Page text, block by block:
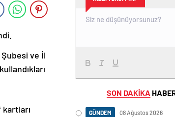
ve İl
SON DAKİKA
GÜNDEM 08 Ağustos 2026